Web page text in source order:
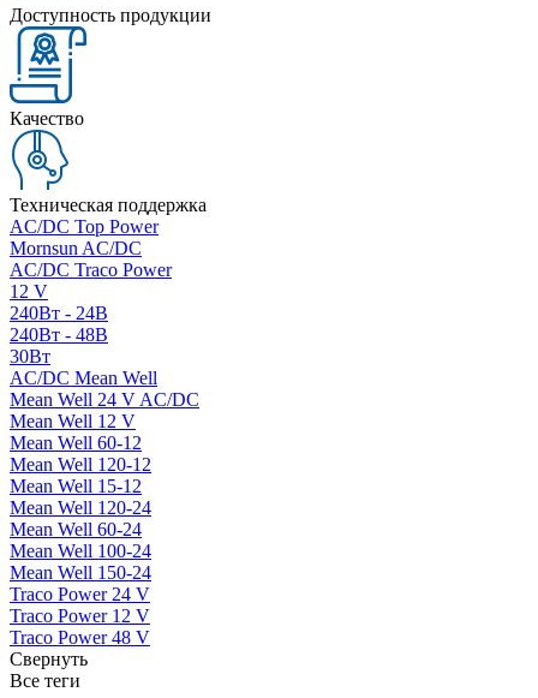
Доступность продукции
Качество
Техническая поддержка
AC/DC Top Power
Mornsun AC/DC
AC/DC Traco Power
12 V
240Вт - 24В
240Вт - 48В
30Вт
AC/DC Mean Well
Mean Well 24 V AC/DC
Mean Well 12 V
Mean Well 60-12
Mean Well 120-12
Mean Well 15-12
Mean Well 120-24
Mean Well 60-24
Mean Well 100-24
Mean Well 150-24
Traco Power 24 V
Traco Power 12 V
Traco Power 48 V
Свернуть
Все теги